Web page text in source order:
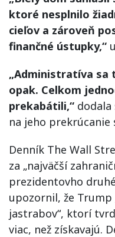
ktoré nesplnilo
cieľov a zároveň
finančné ústupky,“
„Administratíva sa
opak. Celkom
prekabátili,“
na jeho
Denník The Wall
za „najväčší
prezidentovho
upozornil, že
jastrabov“, ktorí
viac, než získavajú.